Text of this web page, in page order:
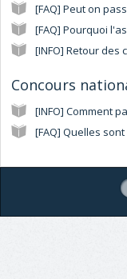
[INFO] Retour des
Concours
[INFO] Comment